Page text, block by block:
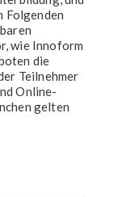
Folgenden
wie Innoform
die
Teilnehmer
Online-
gelten